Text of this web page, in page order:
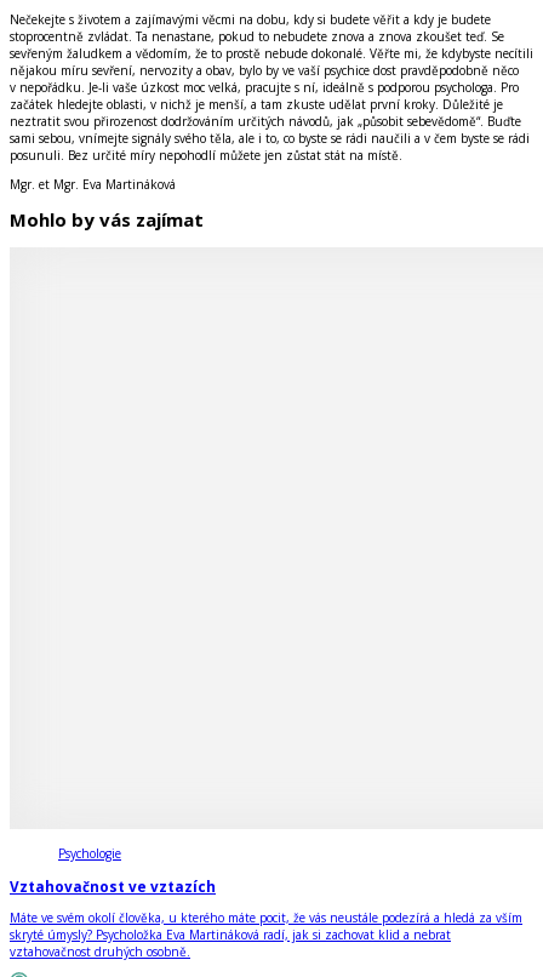
Nečekejte s životem a zajímavými věcmi na dobu, kdy si budete věřit a kdy je budete
stoprocentně zvládat. Ta nenastane, pokud to nebudete znova a znova zkoušet teď. Se
sevřeným žaludkem a vědomím, že to prostě nebude dokonalé. Věřte mi, že kdybyste necítili
nějakou míru sevření, nervozity a obav, bylo by ve vaší psychice dost pravděpodobně něco
v nepořádku. Je-li vaše úzkost moc velká, pracujte s ní, ideálně s podporou psychologa. Pro
začátek hledejte oblasti, v nichž je menší, a tam zkuste udělat první kroky. Důležité je
neztratit svou přirozenost dodržováním určitých návodů, jak „působit sebevědomě“. Buďte
sami sebou, vnímejte signály svého těla, ale i to, co byste se rádi naučili a v čem byste se rádi
posunuli. Bez určité míry nepohodlí můžete jen zůstat stát na místě.
Mgr. et Mgr. Eva Martináková
Mohlo by vás zajímat
Psychologie
Vztahovačnost ve vztazích
Máte ve svém okolí člověka, u kterého máte pocit, že vás neustále podezírá a hledá za vším
skryté úmysly? Psycholožka Eva Martináková radí, jak si zachovat klid a nebrat
vztahovačnost druhých osobně.